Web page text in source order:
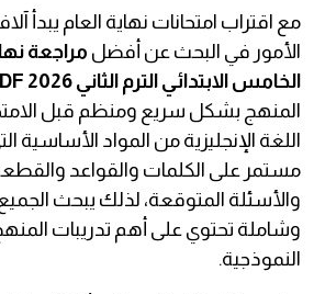
مع اقتراب امتحانات نهاية العام يبدأ
الأمور في البحث عن أفضل مراجعة
الخامس الابتدائي الترم الثاني 2026 PDF
المنهج بشكل سريع ومنظم قبل
اللغة الإنجليزية من المواد الأساسية
مستمر على الكلمات والقواعد
والأسئلة المتوقعة، لذلك يبحث
وشاملة تحتوي على أهم تدريبات
النموذجية.